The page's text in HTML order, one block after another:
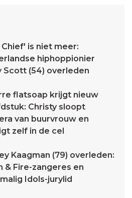
is niet meer:
hiphoppionier
Scott (54) overleden
flatsoap krijgt nieuw
Christy sloopt
van buurvrouw en
zelf in de cel
Kaagman (79) overleden:
& Fire-zangeres en
Idols-jurylid